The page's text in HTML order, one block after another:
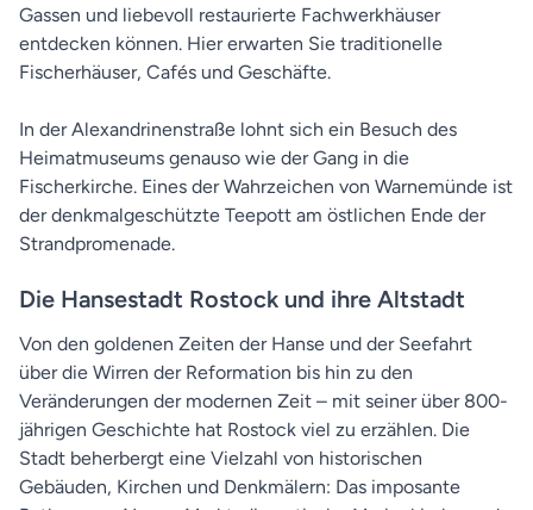
Gassen und liebevoll restaurierte Fachwerkhäuser
entdecken können. Hier erwarten Sie traditionelle
Fischerhäuser, Cafés und Geschäfte.
In der Alexandrinenstraße lohnt sich ein Besuch des
Heimatmuseums genauso wie der Gang in die
Fischerkirche. Eines der Wahrzeichen von Warnemünde ist
der denkmalgeschützte Teepott am östlichen Ende der
Strandpromenade.
Die Hansestadt Rostock und ihre Altstadt
Von den goldenen Zeiten der Hanse und der Seefahrt
über die Wirren der Reformation bis hin zu den
Veränderungen der modernen Zeit – mit seiner über 800-
jährigen Geschichte hat Rostock viel zu erzählen. Die
Stadt beherbergt eine Vielzahl von historischen
Gebäuden, Kirchen und Denkmälern: Das imposante